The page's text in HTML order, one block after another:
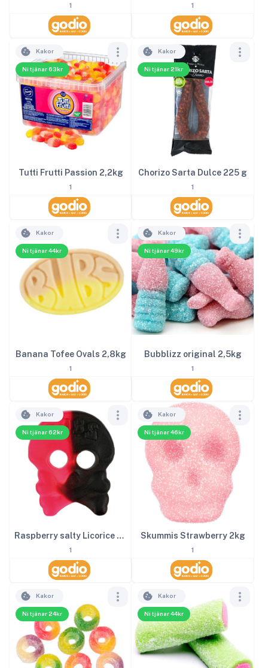
1 1
Ni tjänar 63kr
Kakor
Tutti Frutti Passion 2,2kg
1
Ni tjänar 21kr
Kakor
Chorizo Sarta Dulce 225 g
1
Ni tjänar 44kr
Kakor
Banana Tofee Ovals 2,8kg
1
Ni tjänar 49kr
Kakor
Bubblizz original 2,5kg
1
Ni tjänar 62kr
Kakor
Raspberry salty Licorice Skalle 4kg
1
Ni tjänar 46kr
Kakor
Skummis Strawberry 2kg
1
Ni tjänar 24kr
Kakor
Ni tjänar 44kr
Kakor